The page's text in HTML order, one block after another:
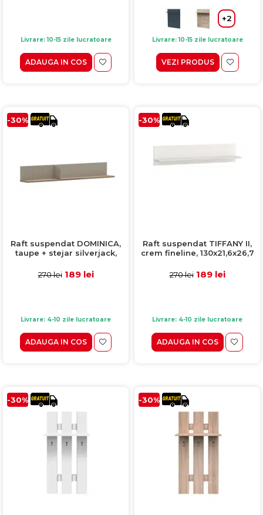
Livrare: 10-15 zile lucratoare
ADAUGA IN COS
+2
Livrare: 10-15 zile lucratoare
VEZI PRODUS
-30%
Raft suspendat DOMINICA,
taupe + stejar silverjack,
270 lei 189 lei
Livrare: 4-10 zile lucratoare
ADAUGA IN COS
-30%
Raft suspendat TIFFANY II,
crem fineline, 130x21,6x26,7
270 lei 189 lei
Livrare: 4-10 zile lucratoare
ADAUGA IN COS
-30% -30%